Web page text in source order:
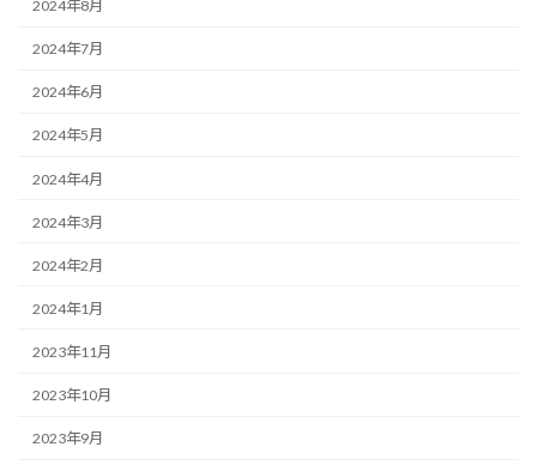
2024年8月
2024年7月
2024年6月
2024年5月
2024年4月
2024年3月
2024年2月
2024年1月
2023年11月
2023年10月
2023年9月